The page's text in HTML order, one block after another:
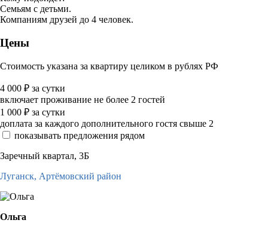
Семьям с детьми.
Компаниям друзей до 4 человек.
Цены
Стоимость указана за квартиру целиком в рублях РФ
4 000 ₽ за сутки
включает проживание не более 2 гостей
1 000 ₽ за сутки
доплата за каждого дополнительного гостя свыше 2
показывать предложения рядом
Заречный квартал, 3Б
Луганск, Артёмовский район
Ольга